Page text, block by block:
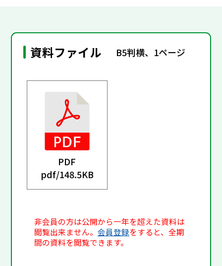
資料ファイル B5判横、1ページ
PDF
pdf/148.5KB
非会員の方は公開から一年を超えた資料は
閲覧出来ません。会員登録をすると、全期
間の資料を閲覧できます。